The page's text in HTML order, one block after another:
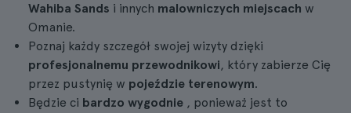
Wahiba Sands i innych malowniczych miejscach w
Omanie.
Poznaj każdy szczegół swojej wizyty dzięki
profesjonalnemu przewodnikowi, który zabierze Cię
przez pustynię w pojeździe terenowym.
Będzie ci bardzo wygodnie , ponieważ jest to